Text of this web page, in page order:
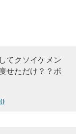
てクソイケメン
せただけ？？ボ